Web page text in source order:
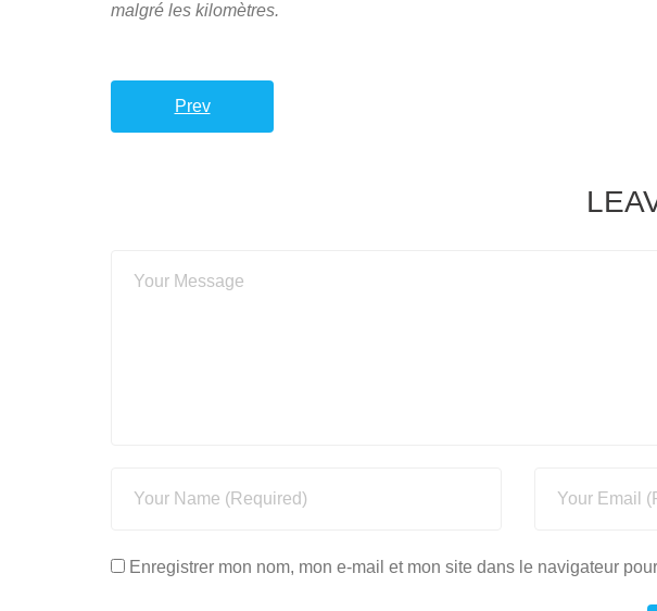
malgré les kilomètres.
Prev
Enregistrer mon nom, mon e-mail et mon site dans le navigateur